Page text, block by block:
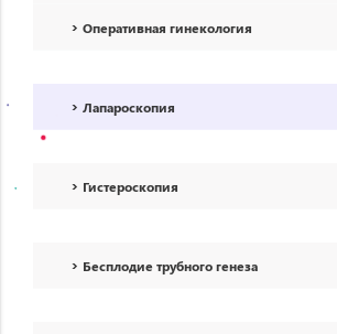
Оперативная гинекология
Лапароскопия
Гистероскопия
Бесплодие трубного генеза